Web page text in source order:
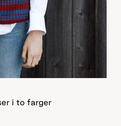
i to farger